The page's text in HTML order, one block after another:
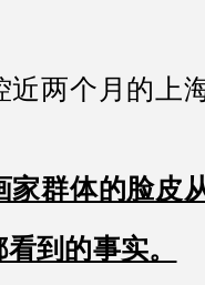
近两个月的上
家群体的脸皮
到的事实。